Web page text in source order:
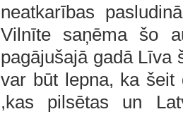
neatkarības
Vilnīte saņēma šo
pagājušajā gadā Līva
var būt lepna, ka šeit
,kas pilsētas un